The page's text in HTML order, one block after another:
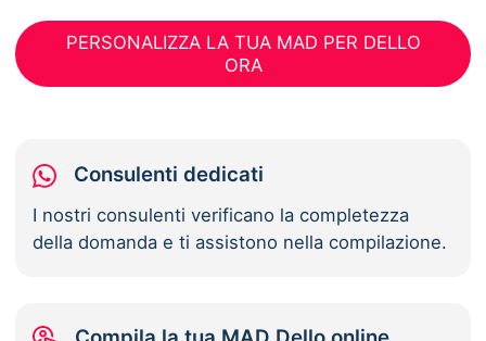
PERSONALIZZA LA TUA MAD PER DELLO
ORA
Consulenti dedicati
I nostri consulenti verificano la completezza
della domanda e ti assistono nella compilazione.